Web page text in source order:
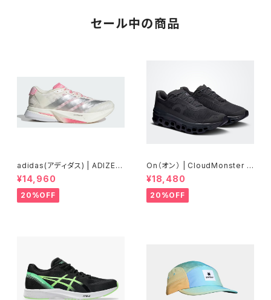
セール中の商品
adidas(アディダス) | ADIZER
OBOSTON13 | Core White
/ Silver Metallic / Bliss Pin
k | Women
¥14,960
20%OFF
On（オン） | CloudMonster V
oid | Black/Black | Men
¥18,480
20%OFF